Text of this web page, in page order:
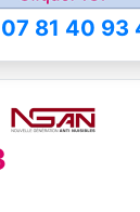
07 81 40 93